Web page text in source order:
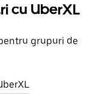
cu UberXL
grupuri de